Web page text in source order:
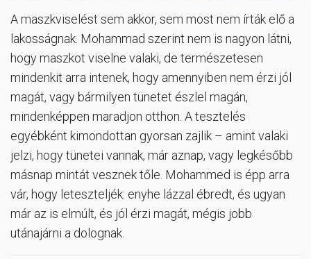
A maszkviselést sem akkor, sem most nem írták elő a
lakosságnak. Mohammad szerint nem is nagyon látni,
hogy maszkot viselne valaki, de természetesen
mindenkit arra intenek, hogy amennyiben nem érzi jól
magát, vagy bármilyen tünetet észlel magán,
mindenképpen maradjon otthon. A tesztelés
egyébként kimondottan gyorsan zajlik – amint valaki
jelzi, hogy tünetei vannak, már aznap, vagy legkésőbb
másnap mintát vesznek tőle. Mohammed is épp arra
vár, hogy leteszteljék: enyhe lázzal ébredt, és ugyan
már az is elmúlt, és jól érzi magát, mégis jobb
utánajárni a dolognak.